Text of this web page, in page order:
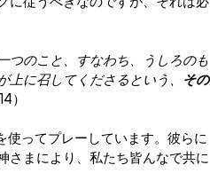
つのこと、すなわち、うしろのも
に召してくださるという、
その
）
使ってプレーしています。彼らに
さまにより、私たち皆んなで共に